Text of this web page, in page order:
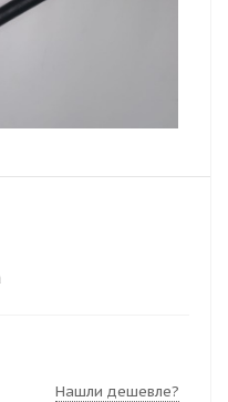
Нашли дешевле?